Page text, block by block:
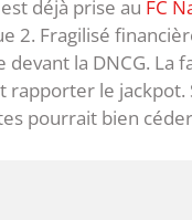
déjà prise au FC
2. Fragilisé
devant la DNCG.
rapporter le jackpot.
pourrait bien